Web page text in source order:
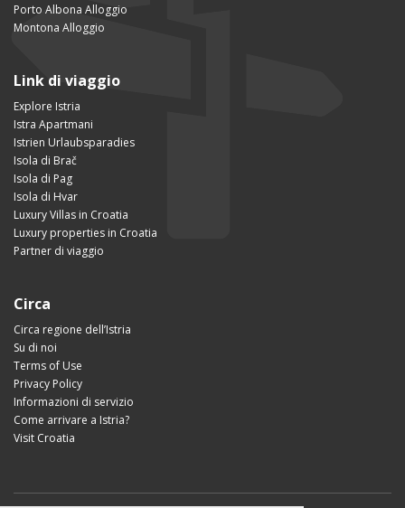
Porto Albona Alloggio
Montona Alloggio
Link di viaggio
Explore Istria
Istra Apartmani
Istrien Urlaubsparadies
Isola di Brač
Isola di Pag
Isola di Hvar
Luxury Villas in Croatia
Luxury properties in Croatia
Partner di viaggio
Circa
Circa regione dell’Istria
Su di noi
Terms of Use
Privacy Policy
Informazioni di servizio
Come arrivare a Istria?
Visit Croatia